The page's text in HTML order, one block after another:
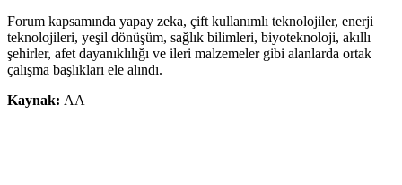
Forum kapsamında yapay zeka, çift kullanımlı teknolojiler, enerji
teknolojileri, yeşil dönüşüm, sağlık bilimleri, biyoteknoloji, akıllı
şehirler, afet dayanıklılığı ve ileri malzemeler gibi alanlarda ortak
çalışma başlıkları ele alındı.
Kaynak: AA